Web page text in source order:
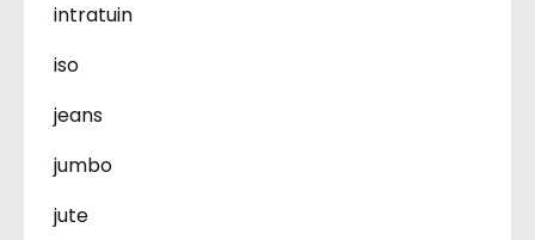
intratuin
iso
jeans
jumbo
jute